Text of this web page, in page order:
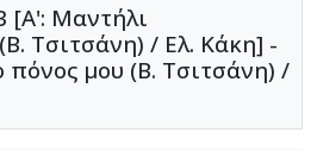
[Α': Μαντήλι
Τσιτσάνη) / Ελ. Κάκη] -
πόνος μου (Β. Τσιτσάνη) /